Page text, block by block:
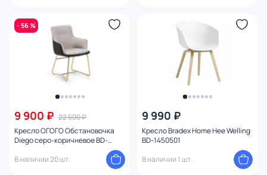
- 56 %
9 900 ₽ 22 500 ₽
Кресло ОГОГО Обстановочка
Diego серо-коричневое BD-
В наличии 20 шт.
9 990 ₽
Кресло Bradex Home Hee Welling
BD-1450501
В наличии 1 шт.